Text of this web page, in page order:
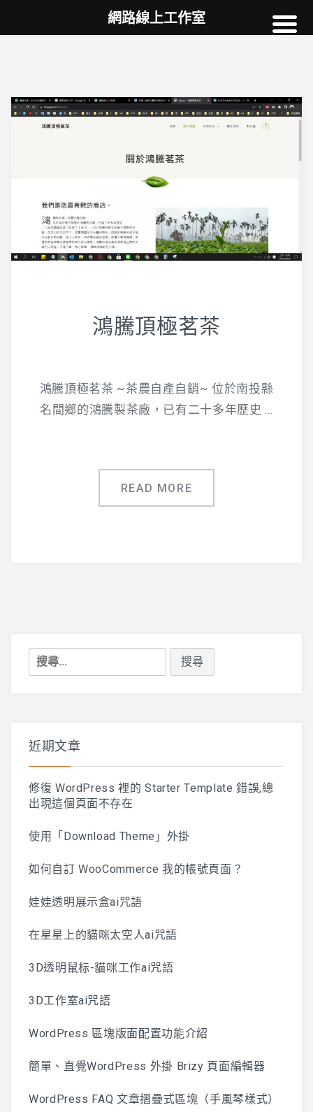
高雄網頁設計
網站SEO
NEWS
教學
鴻騰頂極茗茶
鴻騰頂極茗茶 ~茶農自產自銷~ 位於南投縣
名間鄉的鴻騰製茶廠，已有二十多年歷史 …
READ MORE
搜
尋
近期文章
修復 WordPress 裡的 Starter Template 錯誤,總
出現這個頁面不存在
使用「Download Theme」外掛
如何自訂 WooCommerce 我的帳號頁面？
娃娃透明展示盒ai咒語
在星星上的貓咪太空人ai咒語
3D透明鼠标-貓咪工作ai咒語
3D工作室ai咒語
WordPress 區塊版面配置功能介紹
簡單、直覺WordPress 外掛 Brizy 頁面編輯器
WordPress FAQ 文章摺疊式區塊（手風琴樣式）
網路線上工作室